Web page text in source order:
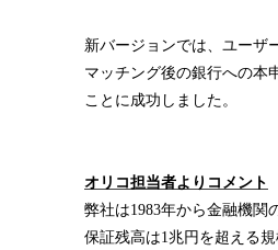
新バージョンでは、ユーザ
マッチング後の銀行への本
ことに成功しました。
オリコ担当者よりコメント
弊社は1983年から金融機関
保証残高は1兆円を超える規